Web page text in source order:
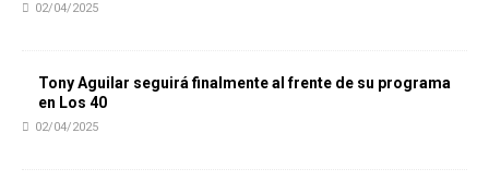
02/04/2025
Tony Aguilar seguirá finalmente al frente de su programa
en Los 40
02/04/2025